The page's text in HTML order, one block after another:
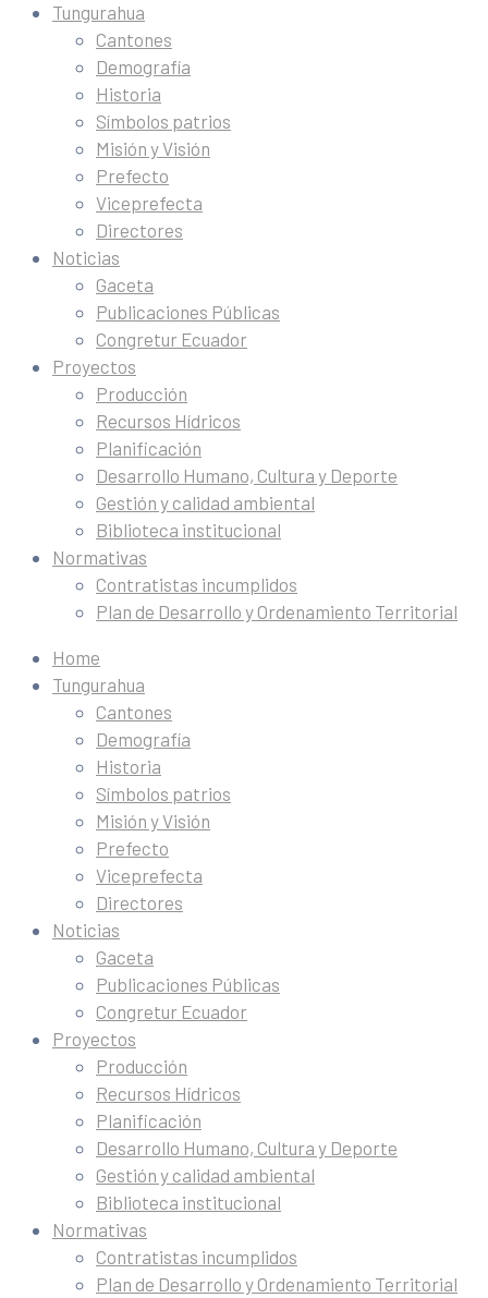
Tungurahua
Cantones
Demografía
Historia
Símbolos patrios
Misión y Visión
Prefecto
Viceprefecta
Directores
Noticias
Gaceta
Publicaciones Públicas
Congretur Ecuador
Proyectos
Producción
Recursos Hídricos
Planificación
Desarrollo Humano, Cultura y Deporte
Gestión y calidad ambiental
Biblioteca institucional
Normativas
Contratistas incumplidos
Plan de Desarrollo y Ordenamiento Territorial
Home
Tungurahua
Cantones
Demografía
Historia
Símbolos patrios
Misión y Visión
Prefecto
Viceprefecta
Directores
Noticias
Gaceta
Publicaciones Públicas
Congretur Ecuador
Proyectos
Producción
Recursos Hídricos
Planificación
Desarrollo Humano, Cultura y Deporte
Gestión y calidad ambiental
Biblioteca institucional
Normativas
Contratistas incumplidos
Plan de Desarrollo y Ordenamiento Territorial